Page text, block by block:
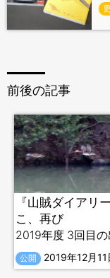
前後の記事
『山賊ダイアリ
こ、再び
2019年度 3回目
公開 2019年12月11